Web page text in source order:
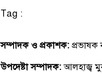
Tag :
সম্পাদক ও প্রকাশক:
উপদেষ্টা সম্পাদক:আলহাজ্ব